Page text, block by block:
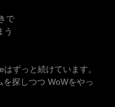
で
う
ずっと続けています。
探しつつ WoWをやっ